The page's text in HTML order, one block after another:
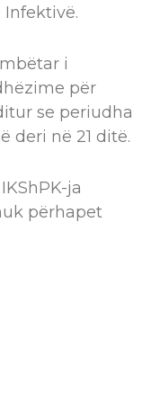
i
për
se periudha
deri në 21 ditë.
ja
përhapet